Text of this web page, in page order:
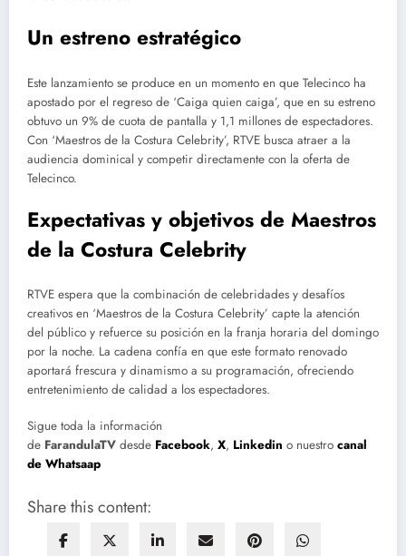
Un estreno estratégico
Este lanzamiento se produce en un momento en que Telecinco ha
apostado por el regreso de ‘Caiga quien caiga’, que en su estreno
obtuvo un 9% de cuota de pantalla y 1,1 millones de espectadores.
Con ‘Maestros de la Costura Celebrity’, RTVE busca atraer a la
audiencia dominical y competir directamente con la oferta de
Telecinco.
Expectativas y objetivos de Maestros
de la Costura Celebrity
RTVE espera que la combinación de celebridades y desafíos
creativos en ‘Maestros de la Costura Celebrity’ capte la atención
del público y refuerce su posición en la franja horaria del domingo
por la noche. La cadena confía en que este formato renovado
aportará frescura y dinamismo a su programación, ofreciendo
entretenimiento de calidad a los espectadores.
Sigue toda la información
de FarandulaTV desde Facebook, X, Linkedin o nuestro canal
de Whatsaap
Share this content: